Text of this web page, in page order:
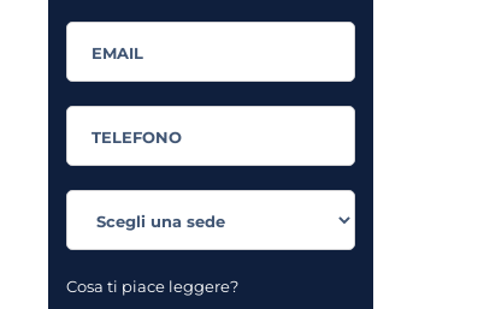
Cosa ti piace leggere?